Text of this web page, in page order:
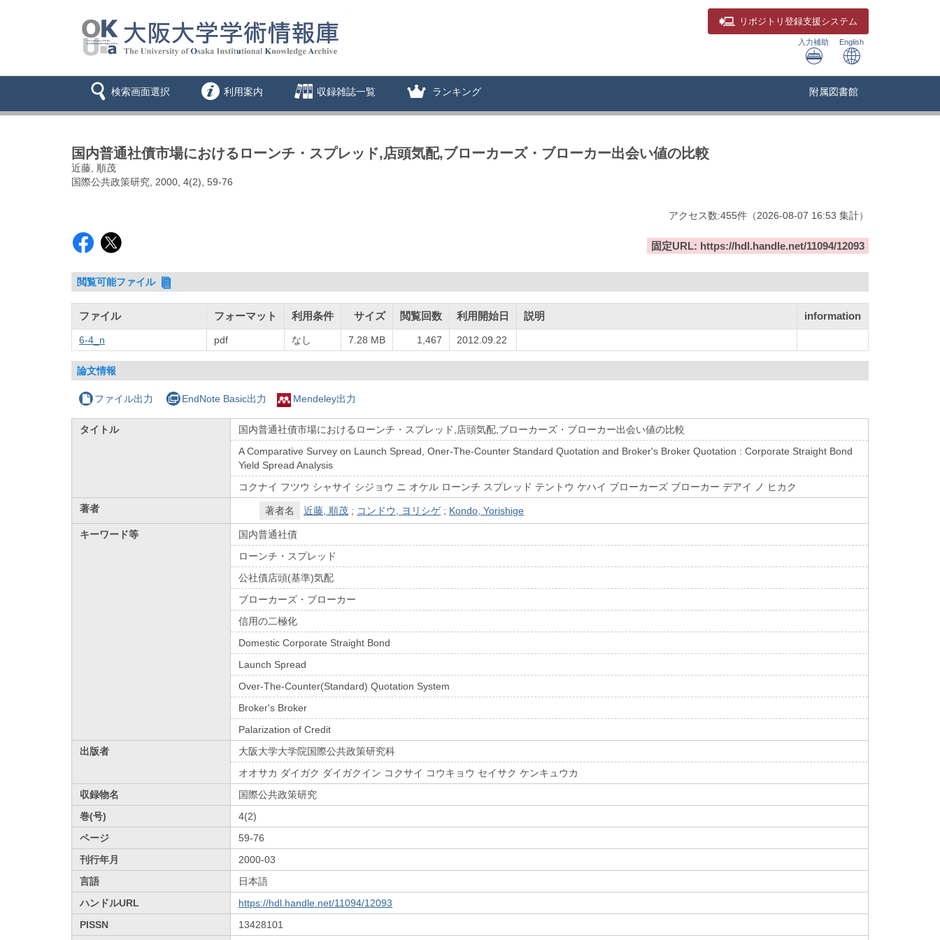
リポジトリ 登録支援システム
入力補助 English
検索画面選択 利用案内 収録雑誌一覧 ランキング 附属図書館
国内普通社債市場におけるローンチ・スプレッド,店頭気配,ブローカーズ・ブローカー出会い値の比較
近藤, 順茂
国際公共政策研究, 2000, 4(2), 59-76
アクセス数:455件 （2026-08-07 16:53 集計）
固定URL: https://hdl.handle.net/11094/12093
閲覧可能ファイル
ファイル フォーマット 利用条件 サイズ 閲覧回数 利用開始日 説明 information
6-4_n pdf なし 7.28 MB 1,467 2012.09.22
論文情報
ファイル出力 EndNote Basic出力 Mendeley出力
タイトル
国内普通社債市場におけるローンチ・スプレッド,店頭気配,ブローカーズ・ブローカー出会い値の比較
A Comparative Survey on Launch Spread, Oner-The-Counter Standard Quotation and Broker's Broker Quotation : Corporate Straight Bond
Yield Spread Analysis
コクナイ フツウ シャサイ シジョウ ニ オケル ローンチ スプレッド テントウ ケハイ ブローカーズ ブローカー デアイ ノ ヒカク
著者
著者名 近藤, 順茂 ; コンドウ, ヨリシゲ; Kondo, Yorishige
キーワード等
国内普通社債
ローンチ・スプレッド
公社債店頭(基準)気配
ブローカーズ・ブローカー
信用の二極化
Domestic Corporate Straight Bond
Launch Spread
Over-The-Counter(Standard) Quotation System
Broker's Broker
Palarization of Credit
出版者
大阪大学大学院国際公共政策研究科
オオサカ ダイガク ダイガクイン コクサイ コウキョウ セイサク ケンキュウカ
収録物名
国際公共政策研究
巻(号)
4(2)
ページ
59-76
刊行年月
2000-03
言語
日本語
ハンドルURL
https://hdl.handle.net/11094/12093
PISSN
13428101